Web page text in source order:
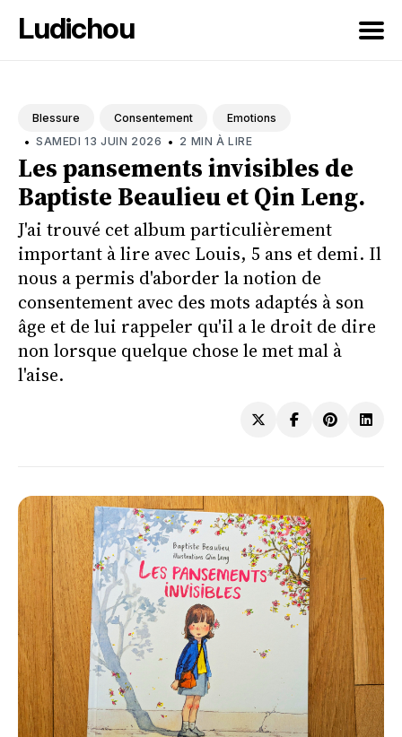
Ludichou
blog
Blessure Consentement Emotions
• SAMEDI 13 JUIN 2026 • 2 MIN À LIRE
Les pansements invisibles de
Baptiste Beaulieu et Qin Leng.
J'ai trouvé cet album particulièrement
important à lire avec Louis, 5 ans et demi. Il
nous a permis d'aborder la notion de
consentement avec des mots adaptés à son
âge et de lui rappeler qu'il a le droit de dire
non lorsque quelque chose le met mal à
l'aise.